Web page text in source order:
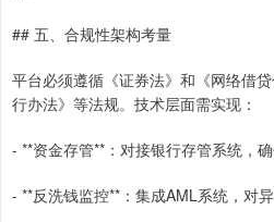
## 五、合规性架构考量
平台必须遵循《证券法》和《网络借
行办法》等法规。技术层面需实现：
- **资金存管**：对接银行存管系统，
- **反洗钱监控**：集成AML系统，对